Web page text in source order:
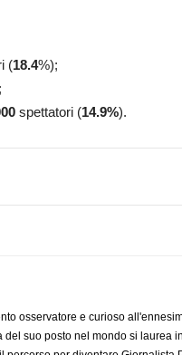
(18.4%);
spettatori (14.9%).
osservatore e curioso
suo posto nel mondo si laurea